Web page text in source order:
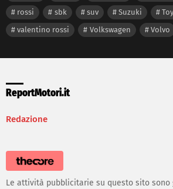
rossi
sbk suv Suzuki
valentino rossi
Volkswagen Volvo
ReportMotori.it
Redazione
Le attività pubblicitarie su questo sito sono